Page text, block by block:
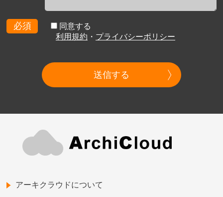
必須
同意する
利用規約 ・ プライバシーポリシー
送信する
アーキクラウドについて